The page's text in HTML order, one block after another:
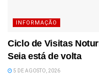
INFORMAÇÃO
Ciclo de Visitas
Seia está de volta
5 DE AGOSTO, 2026